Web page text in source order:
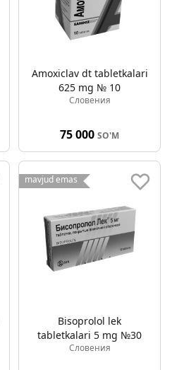
Amoxiclav dt tabletkalari
625 mg № 10
Словения
75 000 SO'M
mavjud emas
Bisoprolol lek
tabletkalari 5 mg №30
Словения